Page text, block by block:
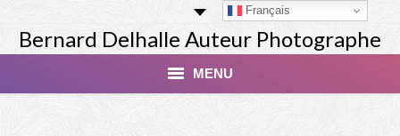
Bernard Delhalle Auteur Photographe
MENU
Français